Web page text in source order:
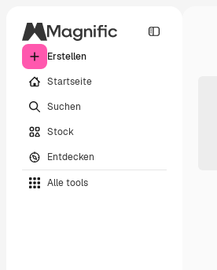
Erstellen
Startseite
Suchen
Stock
Entdecken
Alle tools